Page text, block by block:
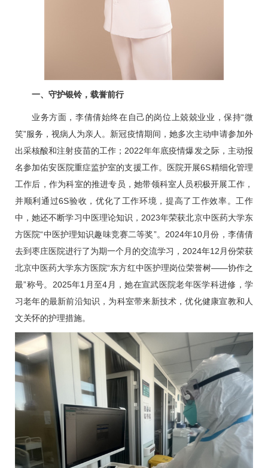
一、守护银铃，载誉前行
业务方面，李倩倩始终在自己的岗位上兢兢业业，保持“微
笑”服务，视病人为亲人。新冠疫情期间，她多次主动申请参加外
出采核酸和注射疫苗的工作；2022年年底疫情爆发之际，主动报
名参加佑安医院重症监护室的支援工作。医院开展6S精细化管理
工作后，作为科室的推进专员，她带领科室人员积极开展工作，
并顺利通过6S验收，优化了工作环境，提高了工作效率。工作
中，她还不断学习中医理论知识，2023年荣获北京中医药大学东
方医院“中医护理知识趣味竞赛二等奖”。2024年10月份，李倩倩
去到枣庄医院进行了为期一个月的交流学习，2024年12月份荣获
北京中医药大学东方医院“东方红中医护理岗位荣誉树——协作之
最”称号。2025年1月至4月，她在宣武医院老年医学科进修，学
习老年的最新前沿知识，为科室带来新技术，优化健康宣教和人
文关怀的护理措施。